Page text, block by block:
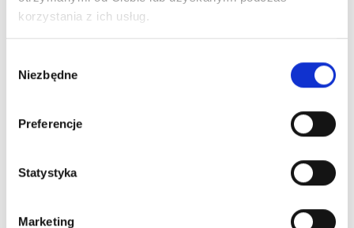
korzystania z ich usług.
zgody
Niezbędne
Preferencje
Statystyka
Marketing